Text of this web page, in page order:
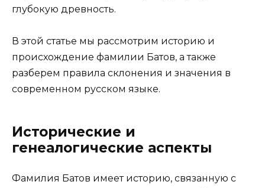
глубокую древность.
В этой статье мы рассмотрим историю и
происхождение фамилии Батов, а также
разберем правила склонения и значения в
современном русском языке.
Исторические и
генеалогические аспекты
Фамилия Батов имеет историю, связанную с